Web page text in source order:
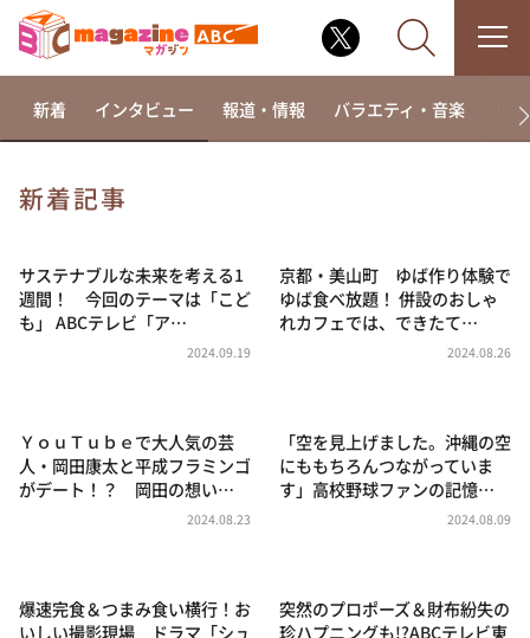
相席食堂
これ余談なんですけど・・・
～人生密着トークバラエティ！～ やすとものいたっ
news おかえり
河合＆A.B.C-Z塚田×福井アナ「なんでやねん！？」
（news おかえり）
朝だ！生です旅サラダ
新着 インタビュー 報道・情報 バラエティ・音楽 ド
新着記事
サステナブルな未来を考える1
週間！ 今回のテーマは「こど
も」 ABCテレビ「ア…
2024.09.19
京都・美山町 ゆば作り体験で
ゆば食べ放題！ 併設のおしゃ
れカフェでは、できたて…
2024.08.26
ＹｏｕＴｕｂｅで大人気の芸
人・岡田康太と平成フラミンゴ
がデート！？ 岡田の想い…
2024.08.23
「空を見上げました。沖縄の空
にももちろんつながっていま
す」高校野球ファンの記憶…
2024.08.09
爆速完食＆つまみ食い横行！お
いしい撮影現場 ドラマ「シュ
突然のプロポーズ＆財布紛失の
珍ハプニングも!?ABCテレビ東